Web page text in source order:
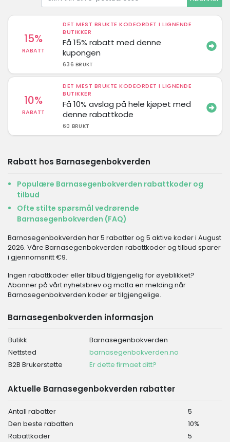
15%
RABATT
DET MEST BRUKTE KODEORDET I LIGNENDE
BUTIKKER
Få 15% rabatt med denne
kupongen
636 BRUKT
10%
RABATT
DET MEST BRUKTE KODEORDET I LIGNENDE
BUTIKKER
Få 10% avslag på hele kjøpet med
denne rabattkode
60 BRUKT
Rabatt hos Barnasegenbokverden
Populære Barnasegenbokverden rabattkoder og
tilbud
Ofte stilte spørsmål vedrørende
Barnasegenbokverden (FAQ)
Barnasegenbokverden har 5 rabatter og 5 aktive koder i August
2026. Våre Barnasegenbokverden rabattkoder og tilbud sparer
i gjennomsnitt €9.
Ingen rabattkoder eller tilbud tilgjengelig for øyeblikket?
Abonner på vårt nyhetsbrev og motta en melding når
Barnasegenbokverden koder er tilgjengelige.
Barnasegenbokverden informasjon
Butikk
Barnasegenbokverden
Nettsted
barnasegenbokverden.no
B2B Brukerstøtte
Er dette firmaet ditt?
Aktuelle Barnasegenbokverden rabatter
Antall rabatter
5
Den beste rabatten
10%
Rabattkoder
5